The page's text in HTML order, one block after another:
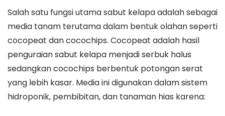
Salah satu fungsi utama sabut kelapa adalah sebagai
media tanam terutama dalam bentuk olahan seperti
cocopeat dan cocochips. Cocopeat adalah hasil
penguraian sabut kelapa menjadi serbuk halus
sedangkan cocochips berbentuk potongan serat
yang lebih kasar. Media ini digunakan dalam sistem
hidroponik, pembibitan, dan tanaman hias karena: